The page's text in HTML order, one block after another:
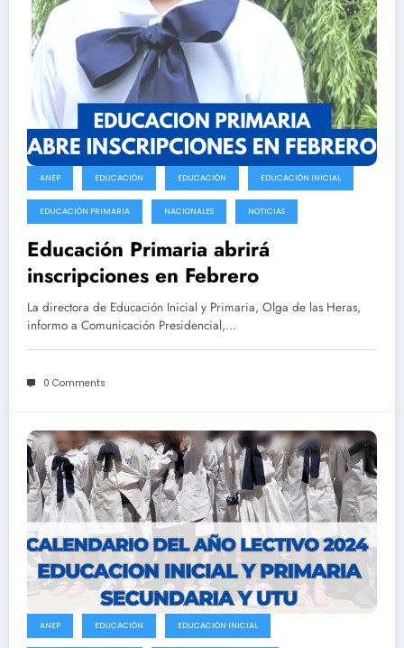
ANEP EDUCACIÓN EDUCACIÓN EDUCACIÓN INICIAL
EDUCACIÓN PRIMARIA NACIONALES NOTICIAS
Educación Primaria abrirá
inscripciones en Febrero
La directora de Educación Inicial y Primaria, Olga de las Heras,
informo a Comunicación Presidencial,…
0 Comments
ANEP EDUCACIÓN EDUCACIÓN INICIAL